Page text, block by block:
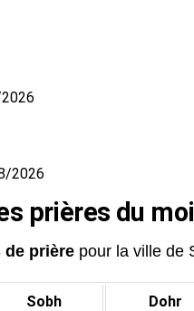
2026
prières du
de prière pour la ville de
Sobh Dohr